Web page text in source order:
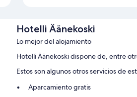
Hotelli Äänekoski
Lo mejor del alojamiento
Hotelli Äänekoski dispone de, entre
Estos son algunos otros servicios de
Aparcamiento gratis